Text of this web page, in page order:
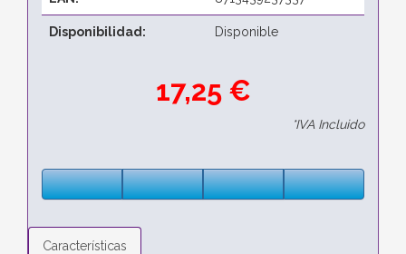
Disponibilidad: Disponible
17,25 €
*IVA Incluido
Características